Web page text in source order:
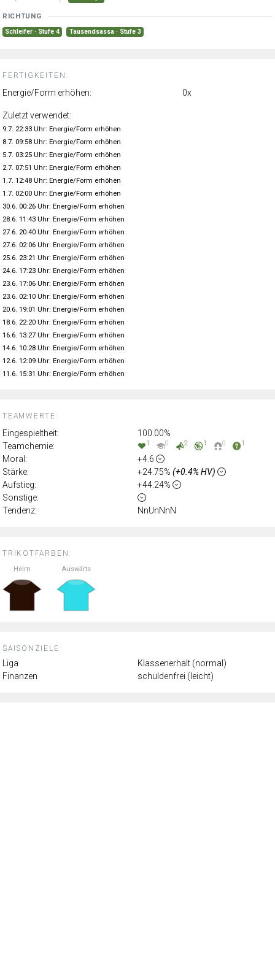
TRIKOTFARBEN:
Heim Auswärts
SAISONZIELE:
Liga
Klassenerhalt (normal)
Finanzen
schuldenfrei (leicht)
TEAMWERTE:
Eingespieltheit:
100.00%
Teamchemie:
1 0 2 1 0 1
Moral:
+4.6
Stärke:
+24.75% (+0.4% HV)
Aufstieg:
+44.24%
Sonstige:
Tendenz:
NnUnNnN
RICHTUNG
Schleifer · Stufe 4 Tausendsassa · Stufe 3
FERTIGKEITEN:
Energie/Form erhöhen: 0x
Zuletzt verwendet:
9.7. 22:33 Uhr: Energie/Form erhöhen
8.7. 09:58 Uhr: Energie/Form erhöhen
5.7. 03:25 Uhr: Energie/Form erhöhen
2.7. 07:51 Uhr: Energie/Form erhöhen
1.7. 12:48 Uhr: Energie/Form erhöhen
1.7. 02:00 Uhr: Energie/Form erhöhen
30.6. 00:26 Uhr: Energie/Form erhöhen
28.6. 11:43 Uhr: Energie/Form erhöhen
27.6. 20:40 Uhr: Energie/Form erhöhen
27.6. 02:06 Uhr: Energie/Form erhöhen
25.6. 23:21 Uhr: Energie/Form erhöhen
24.6. 17:23 Uhr: Energie/Form erhöhen
23.6. 17:06 Uhr: Energie/Form erhöhen
23.6. 02:10 Uhr: Energie/Form erhöhen
20.6. 19:01 Uhr: Energie/Form erhöhen
18.6. 22:20 Uhr: Energie/Form erhöhen
16.6. 13:27 Uhr: Energie/Form erhöhen
14.6. 10:28 Uhr: Energie/Form erhöhen
12.6. 12:09 Uhr: Energie/Form erhöhen
11.6. 15:31 Uhr: Energie/Form erhöhen